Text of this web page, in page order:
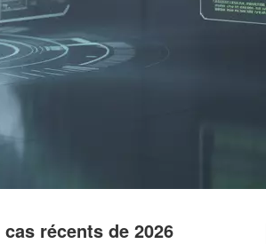
récents de 2026